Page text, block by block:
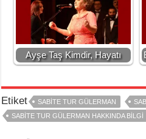
Ayşe Taş Kimdir, Hayatı
Etiket SABITE TUR GÜLERMAN
SABİTE TUR GÜLERMAN HAKKINDA BİLGİ